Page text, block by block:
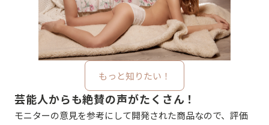
もっと知りたい！
芸能人からも絶賛の声がたくさん！
モニターの意見を参考にして開発された商品なので、評価